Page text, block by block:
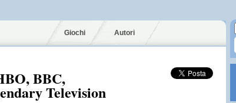
Giochi Autori
BBC,
Television